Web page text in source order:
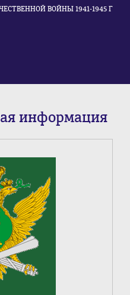
ВОЙНЫ 1941-1945 Г
информация